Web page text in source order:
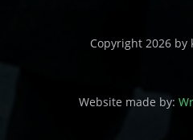
Copyright 2026 by
Website made by: